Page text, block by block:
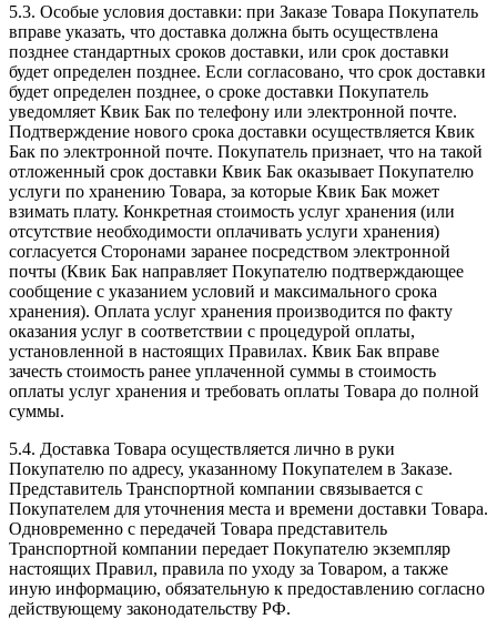
5.3. Особые условия доставки: при Заказе Товара Покупатель
вправе указать, что доставка должна быть осуществлена
позднее стандартных сроков доставки, или срок доставки
будет определен позднее. Если согласовано, что срок доставки
будет определен позднее, о сроке доставки Покупатель
уведомляет Квик Бак по телефону или электронной почте.
Подтверждение нового срока доставки осуществляется Квик
Бак по электронной почте. Покупатель признает, что на такой
отложенный срок доставки Квик Бак оказывает Покупателю
услуги по хранению Товара, за которые Квик Бак может
взимать плату. Конкретная стоимость услуг хранения (или
отсутствие необходимости оплачивать услуги хранения)
согласуется Сторонами заранее посредством электронной
почты (Квик Бак направляет Покупателю подтверждающее
сообщение с указанием условий и максимального срока
хранения). Оплата услуг хранения производится по факту
оказания услуг в соответствии с процедурой оплаты,
установленной в настоящих Правилах. Квик Бак вправе
зачесть стоимость ранее уплаченной суммы в стоимость
оплаты услуг хранения и требовать оплаты Товара до полной
суммы.
5.4. Доставка Товара осуществляется лично в руки
Покупателю по адресу, указанному Покупателем в Заказе.
Представитель Транспортной компании связывается с
Покупателем для уточнения места и времени доставки Товара.
Одновременно с передачей Товара представитель
Транспортной компании передает Покупателю экземпляр
настоящих Правил, правила по уходу за Товаром, а также
иную информацию, обязательную к предоставлению согласно
действующему законодательству РФ.